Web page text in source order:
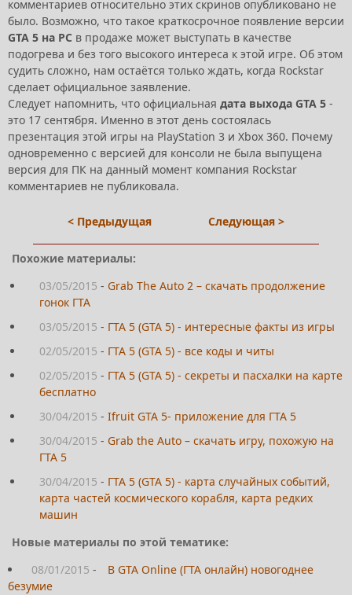
комментариев относительно этих скринов опубликовано не
было. Возможно, что такое краткосрочное появление версии
GTA 5 на PC в продаже может выступать в качестве
подогрева и без того высокого интереса к этой игре. Об этом
судить сложно, нам остаётся только ждать, когда Rockstar
сделает официальное заявление.
Следует напомнить, что официальная дата выхода GTA 5 -
это 17 сентября. Именно в этот день состоялась
презентация этой игры на PlayStation 3 и Xbox 360. Почему
одновременно с версией для консоли не была выпущена
версия для ПК на данный момент компания Rockstar
комментариев не публиковала.
< Предыдущая Следующая >
Похожие материалы:
03/05/2015 - Grab The Auto 2 – скачать продолжение
гонок ГТА
03/05/2015 - ГТА 5 (GTA 5) - интересные факты из игры
02/05/2015 - ГТА 5 (GTA 5) - все коды и читы
02/05/2015 - ГТА 5 (GTA 5) - секреты и пасхалки на карте
бесплатно
30/04/2015 - Ifruit GTA 5- приложение для ГТА 5
30/04/2015 - Grab the Auto – скачать игру, похожую на
ГТА 5
30/04/2015 - ГТА 5 (GTA 5) - карта случайных событий,
карта частей космического корабля, карта редких
машин
Новые материалы по этой тематике:
08/01/2015 -
В GTA Online (ГТА онлайн) новогоднее
безумие